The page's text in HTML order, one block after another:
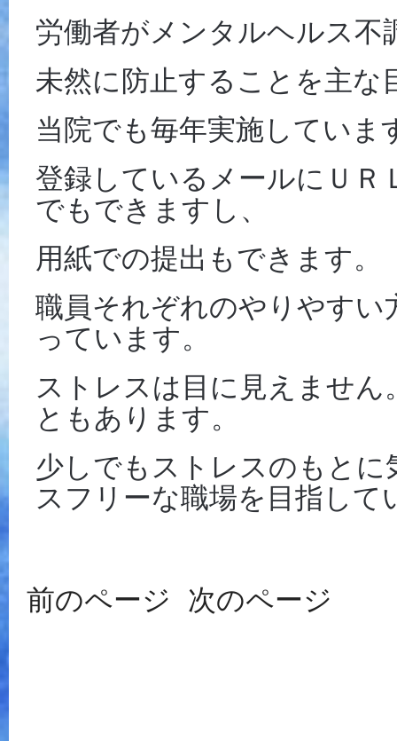
労働者がメンタルヘルス不
未然に防止することを主な
当院でも毎年実施していま
登録しているメールにＵＲ
でもできますし、
用紙での提出もできます。
職員それぞれのやりやす
っています。
ストレスは目に見えません
ともあります。
少しでもストレスのもと
スフリーな職場を目指して
前のページ 次のページ